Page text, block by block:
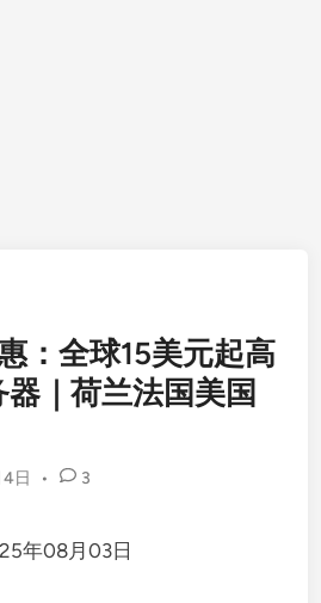
：全球15美元起高
｜荷兰法国美国
日 • 3
年08月03日